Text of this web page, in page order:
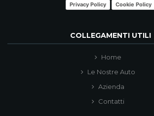
Privacy Policy Cookie Policy
COLLEGAMENTI UTILI
Home
Le Nostre Auto
Azienda
Contatti